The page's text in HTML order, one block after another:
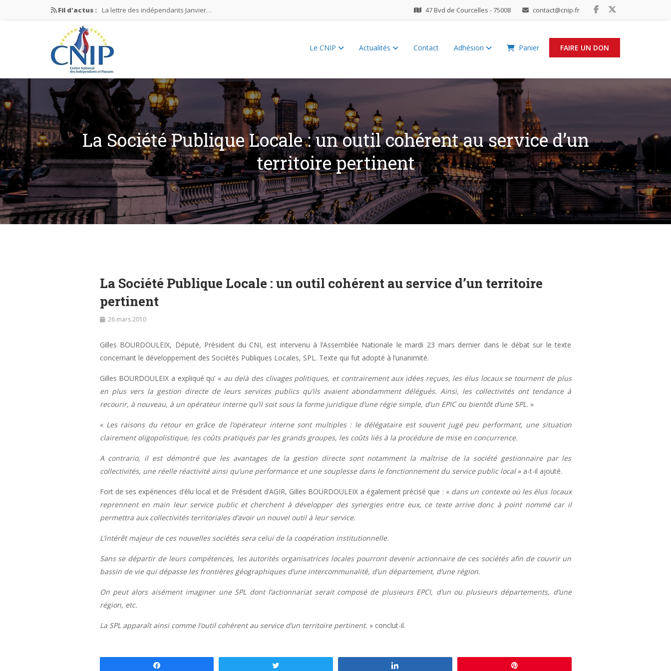
Fil d'actus : La lettre des indépendants Janvier…
La lettre des indépendants Juin…
Mission nationale ÉLECTIONS MUNICIPALES 2026
La lettre des indépendants N°2-2026
47 Bvd de Courcelles - 75008 contact@cnip.fr
FAIRE UN DON
Le CNIP Actualités Contact Adhésion Panier
La Société Publique Locale : un outil cohérent au service d’un
territoire pertinent
La Société Publique Locale : un outil cohérent au service d’un territoire
pertinent
26 mars 2010
Gilles BOURDOULEIX, Député, Président du CNI, est intervenu à l’Assemblée Nationale le mardi 23 mars dernier dans le débat sur le texte
concernant le développement des Sociétés Publiques Locales, SPL. Texte qui fut adopté à l’unanimité.
Gilles BOURDOULEIX a expliqué qu’ «au delà des clivages politiques, et contrairement aux idées reçues, les élus locaux se tournent de plus
en plus vers la gestion directe de leurs services publics qu’ils avaient abondamment délégués. Ainsi, les collectivités ont tendance à
recourir, à nouveau, à un opérateur interne qu’il soit sous la forme juridique d’une régie simple, d’un EPIC ou bientôt d’une SPL. »
«Les raisons du retour en grâce de l’opérateur interne sont multiples : le délégataire est souvent jugé peu performant, une situation
clairement oligopolistique, les coûts pratiqués par les grands groupes, les coûts liés à la procédure de mise en concurrence.
A contrario, il est démontré que les avantages de la gestion directe sont notamment la maîtrise de la société gestionnaire par les
collectivités, une réelle réactivité ainsi qu’une performance et une souplesse dans le fonctionnement du service public local» a-t-il ajouté.
Fort de ses expériences d’élu local et de Président d’AGIR, Gilles BOURDOULEIX a également précisé que : « dans un contexte où les élus locaux
reprennent en main leur service public et cherchent à développer des synergies entre eux, ce texte arrive donc à point nommé car il
permettra aux collectivités territoriales d’avoir un nouvel outil à leur service.
L’intérêt majeur de ces nouvelles sociétés sera celui de la coopération institutionnelle.
Sans se départir de leurs compétences, les autorités organisatrices locales pourront devenir actionnaire de ces sociétés afin de couvrir un
bassin de vie qui dépasse les frontières géographiques d’une intercommunalité, d’un département, d’une région.
On peut alors aisément imaginer une SPL dont l’actionnariat serait composé de plusieurs EPCI, d’un ou plusieurs départements, d’une
région, etc.
La SPL apparaît ainsi comme l’outil cohérent au service d’un territoire pertinent. » conclut-il.